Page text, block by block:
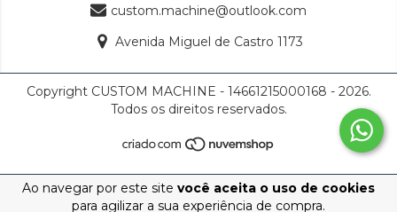
Ao navegar por este site você aceita o uso de cookies
para agilizar a sua experiência de compra.
custom.machine@outlook.com
Avenida Miguel de Castro 1173
Copyright CUSTOM MACHINE - 14661215000168 - 2026.
Todos os direitos reservados.